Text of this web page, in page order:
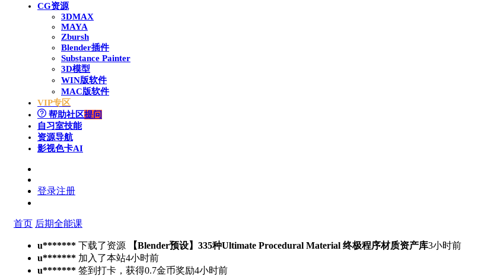
CG资源
3DMAX
MAYA
Zbursh
Blender插件
Substance Painter
3D模型
WIN版软件
MAC版软件
VIP专区
帮助社区提问
自习室技能
资源导航
影视色卡AI
登录注册
首页 后期全能课
u******* 下载了资源 【Blender预设】335种Ultimate Procedural Material 终极程序材质资产库3小时前
u******* 加入了本站4小时前
u******* 签到打卡，获得0.7金币奖励4小时前